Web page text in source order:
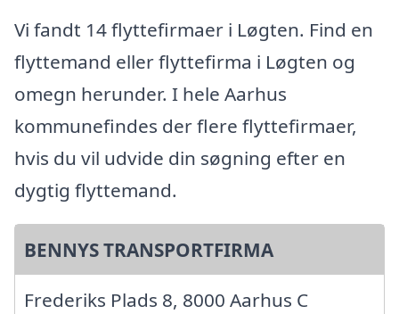
Vi fandt 14 flyttefirmaer i Løgten. Find en
flyttemand eller flyttefirma i Løgten og
omegn herunder. I hele Aarhus
kommunefindes der flere flyttefirmaer,
hvis du vil udvide din søgning efter en
dygtig flyttemand.
BENNYS TRANSPORTFIRMA
Frederiks Plads 8, 8000 Aarhus C